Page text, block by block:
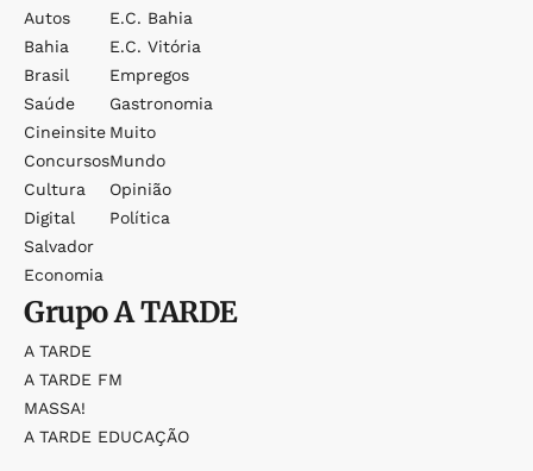
Autos
Bahia
Brasil
Saúde
Cineinsite
Concursos
Cultura
Digital
Salvador
Economia
E.c. Bahia
E.c. Vitória
Empregos
Gastronomia
Muito
Mundo
Opinião
Política
GrupoA TARDE
A TARDE
A TARDE FM
MASSA!
A TARDE EDUCAÇÃO